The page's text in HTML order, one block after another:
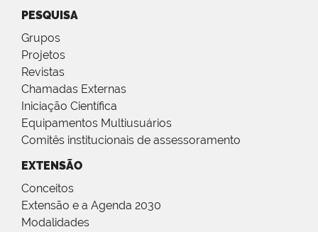
PESQUISA
Grupos
Projetos
Revistas
Chamadas Externas
Iniciação Científica
Equipamentos Multiusuários
Comitês institucionais de assessoramento
EXTENSÃO
Conceitos
Extensão e a Agenda 2030
Modalidades